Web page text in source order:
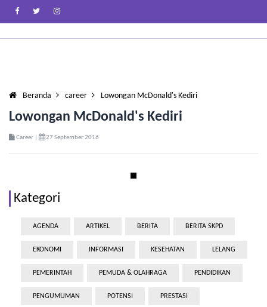
Beranda career Lowongan McDonald's Kediri
Lowongan McDonald's Kediri
Career | 27 September 2016
Kategori
AGENDA ARTIKEL BERITA BERITA SKPD
EKONOMI INFORMASI KESEHATAN LELANG
PEMERINTAH PEMUDA & OLAHRAGA PENDIDIKAN
PENGUMUMAN POTENSI PRESTASI